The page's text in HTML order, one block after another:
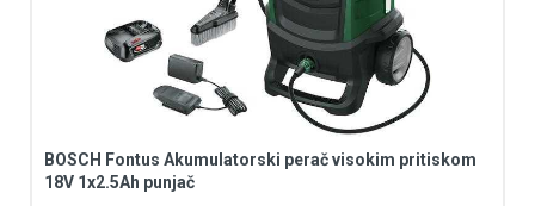
BOSCH Fontus Akumulatorski perač visokim pritiskom
18V 1x2.5Ah punjač